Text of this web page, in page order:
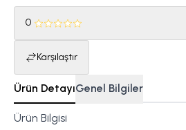
0
Karşılaştır
Ürün DetayıGenel Bilgiler
Ürün Bilgisi